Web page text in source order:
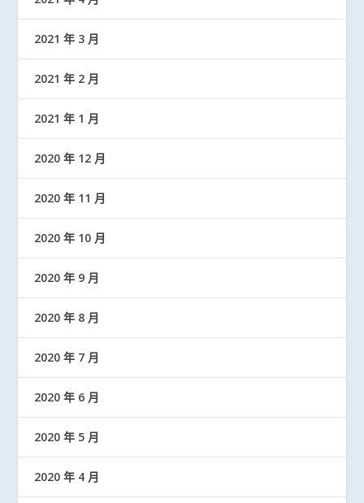
2021 年 3 月
2021 年 2 月
2021 年 1 月
2020 年 12 月
2020 年 11 月
2020 年 10 月
2020 年 9 月
2020 年 8 月
2020 年 7 月
2020 年 6 月
2020 年 5 月
2020 年 4 月